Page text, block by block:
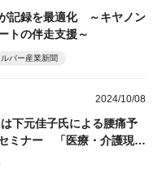
記録を最適化 ～キヤノン
トの伴走支援～
ルバー産業新聞
2024/10/08
下元佳子氏による腰痛予
ミナー 「医療・介護現場
きやすい職場づくりで人材